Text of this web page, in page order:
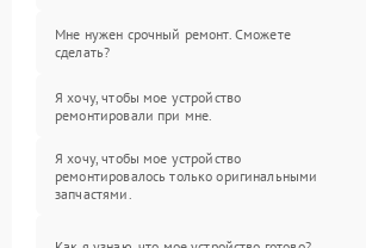
Мне нужен срочный ремонт. Сможете
сделать?
Я хочу, чтобы мое устройство
ремонтировали при мне.
Я хочу, чтобы мое устройство
ремонтировалось только оригинальными
запчастями.